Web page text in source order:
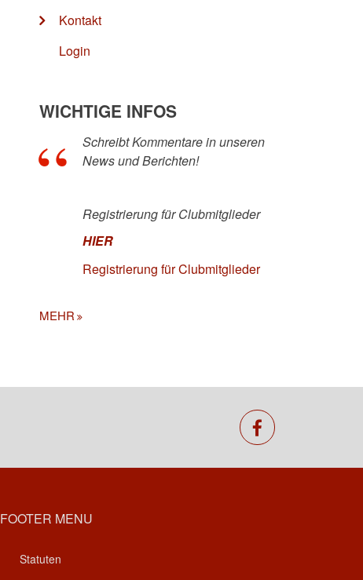
Kontakt
Login
WICHTIGE INFOS
Schreibt Kommentare in unseren
News und Berichten!
Registrierung für Clubmitglieder
HIER
Registrierung für Clubmitglieder
MEHR
facebook
FOOTER MENU
Statuten